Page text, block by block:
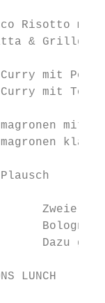
Risotto
&
mit
mit
mit
Dazu
LUNCH